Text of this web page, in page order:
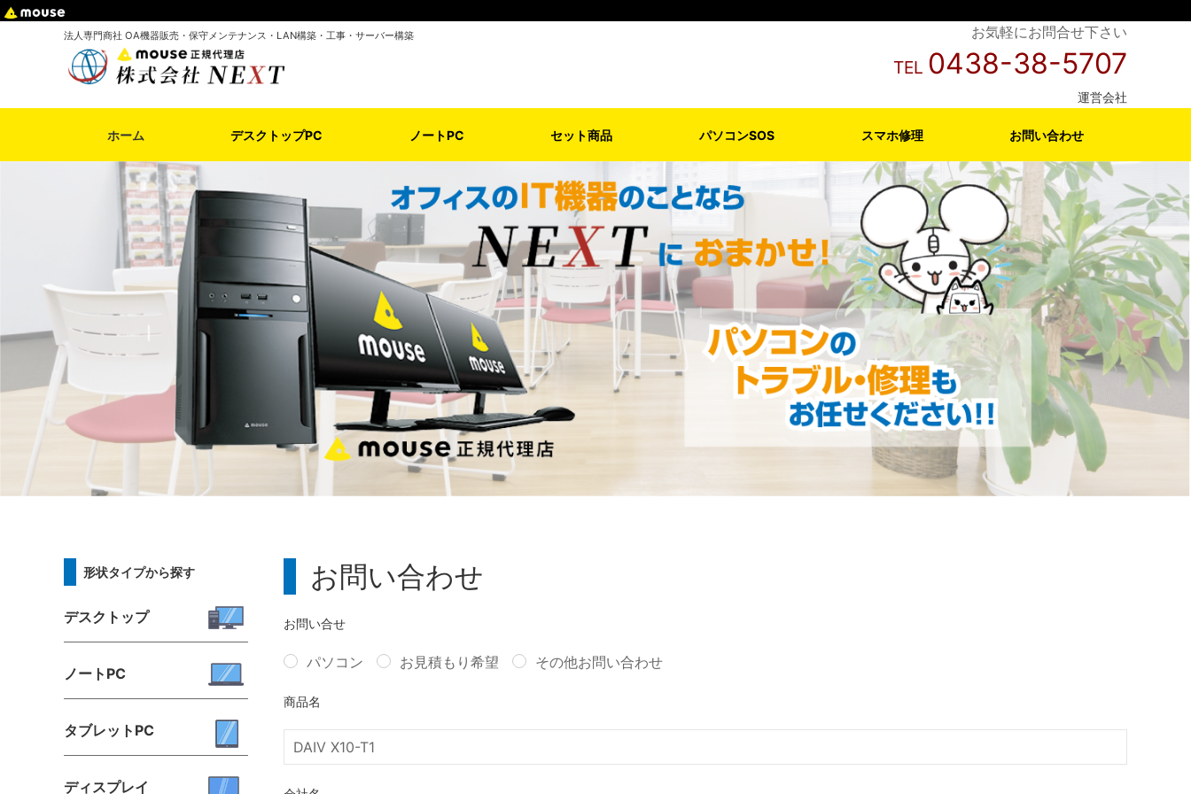
法人専門商社 OA機器販売・保守メンテナンス・LAN構築・工事・サーバー構築 お気軽にお問合せ下さい
TEL 0438-38-5707
運営会社
ホーム デスクトップPC ノートPC セット商品 パソコンSOS スマホ修理 お問い合わせ
形状タイプから探す
デスクトップ
ノートPC
タブレットPC
ディスプレイ
お問い合わせ
お問い合せ
パソコン お見積もり希望 その他お問い合わせ
商品名